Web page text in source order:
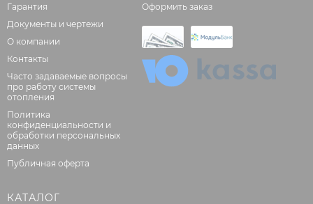
Гарантия
Документы и чертежи
О компании
Контакты
Часто задаваемые вопросы
про работу системы
отопления
Политика
конфиденциальности и
обработки персональных
данных
Публичная оферта
Оформить заказ
КАТАЛОГ